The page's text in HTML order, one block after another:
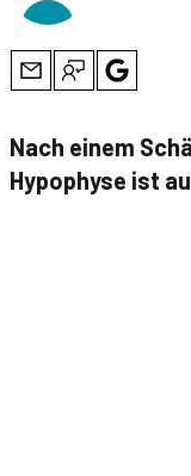
Nach einem
Hypophyse ist